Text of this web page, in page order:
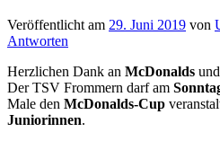
Veröffentlicht am 29. Juni 2019 von
Antworten
Herzlichen Dank an McDonalds und
Der TSV Frommern darf am
Male den McDonalds-Cup
Juniorinnen.